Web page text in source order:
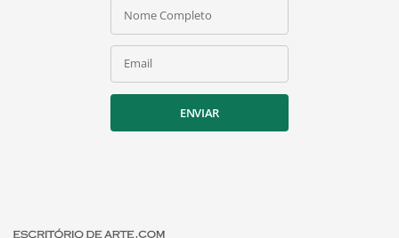
Nome Completo
Email
ENVIAR